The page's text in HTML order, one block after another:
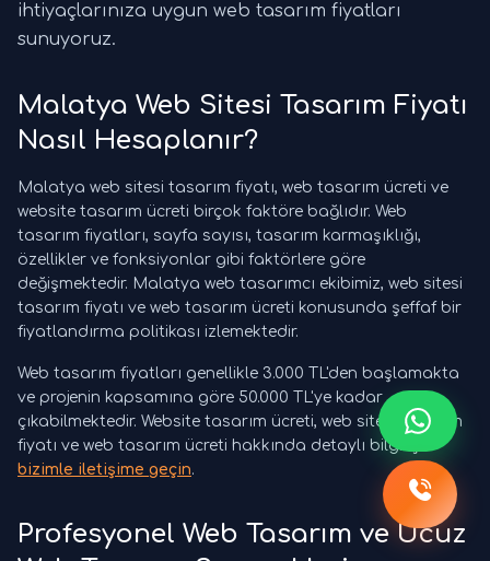
ihtiyaçlarınıza uygun web tasarım fiyatları
sunuyoruz.
Malatya Web Sitesi Tasarım Fiyatı
Nasıl Hesaplanır?
Malatya web sitesi tasarım fiyatı, web tasarım ücreti ve
website tasarım ücreti birçok faktöre bağlıdır. Web
tasarım fiyatları, sayfa sayısı, tasarım karmaşıklığı,
özellikler ve fonksiyonlar gibi faktörlere göre
değişmektedir. Malatya web tasarımcı ekibimiz, web sitesi
tasarım fiyatı ve web tasarım ücreti konusunda şeffaf bir
fiyatlandırma politikası izlemektedir.
Web tasarım fiyatları genellikle 3.000 TL'den başlamakta
ve projenin kapsamına göre 50.000 TL'ye kadar
çıkabilmektedir. Website tasarım ücreti, web sitesi tasarım
fiyatı ve web tasarım ücreti hakkında detaylı bilgi için
bizimle iletişime geçin.
Profesyonel Web Tasarım ve Ucuz